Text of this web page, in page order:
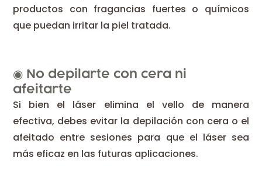
productos con fragancias fuertes o químicos
que puedan irritar la piel tratada.
◉ No depilarte con cera ni
afeitarte
Si bien el láser elimina el vello de manera
efectiva, debes evitar la depilación con cera o el
afeitado entre sesiones para que el láser sea
más eficaz en las futuras aplicaciones.